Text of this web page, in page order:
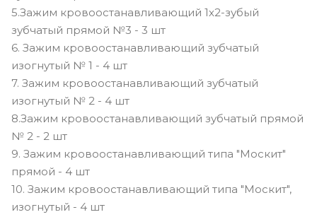
5.Зажим кровоостанавливающий 1х2-зубый
зубчатый прямой №3 - 3 шт
6. Зажим кровоостанавливающий зубчатый
изогнутый № 1 - 4 шт
7. Зажим кровоостанавливающий зубчатый
изогнутый № 2 - 4 шт
8.Зажим кровоостанавливающий зубчатый прямой
№ 2 - 2 шт
9. Зажим кровоостанавливающий типа "Москит"
прямой - 4 шт
10. Зажим кровоостанавливающий типа "Москит",
изогнутый - 4 шт